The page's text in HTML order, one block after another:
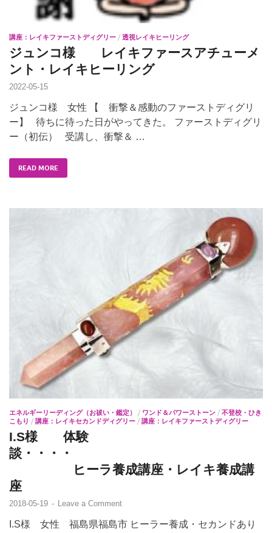
講座：レイキファーストディグリー / 透視レイキヒーリング
ジュンコ様 レイキファースアチューメ
ント・レイキヒーリング
2022-05-15
ジュンコ様 女性 【 衝撃＆感動のファーストディグリ
ー】 待ちに待った日がやってきた。 ファーストディグリ
ー（初伝） 受講し、衝撃＆ …
READ MORE
エネルギーリーディング（お祓い・鑑定） / ワンド＆パワーストーン / 不登校・ひき
こもり / 講座：レイキセカンドディグリー / 講座：レイキファーストディグリー
I.S様 体験
談・・・・
ヒーラ養成講座・レイキ養成講
座
2018-05-19 - Leave a Comment
I.S様 女性 福島県福島市 ヒーラー養成・セカンドあり